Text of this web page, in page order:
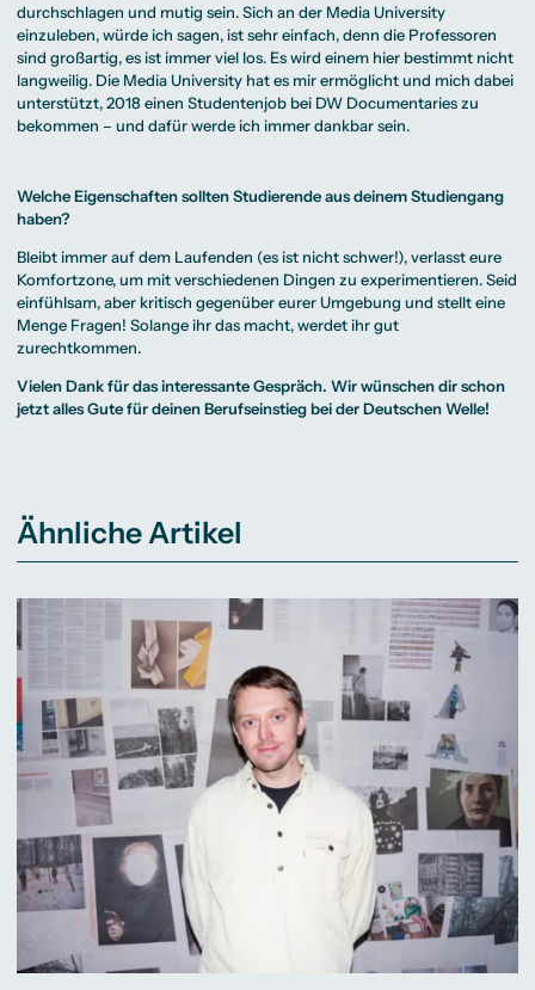
durchschlagen und mutig sein. Sich an der Media University
einzuleben, würde ich sagen, ist sehr einfach, denn die Professoren
sind großartig, es ist immer viel los. Es wird einem hier bestimmt nicht
langweilig. Die Media University hat es mir ermöglicht und mich dabei
unterstützt, 2018 einen Studentenjob bei DW Documentaries zu
bekommen – und dafür werde ich immer dankbar sein.
Welche Eigenschaften sollten Studierende aus deinem Studiengang
haben?
Bleibt immer auf dem Laufenden (es ist nicht schwer!), verlasst eure
Komfortzone, um mit verschiedenen Dingen zu experimentieren. Seid
einfühlsam, aber kritisch gegenüber eurer Umgebung und stellt eine
Menge Fragen! Solange ihr das macht, werdet ihr gut
zurechtkommen.
Vielen Dank für das interessante Gespräch. Wir wünschen dir schon
jetzt alles Gute für deinen Berufseinstieg bei der Deutschen Welle!
Ähnliche Artikel